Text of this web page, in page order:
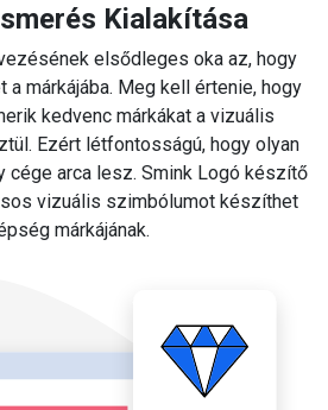
Kialakítása
elsődleges oka az, hogy
a márkájába. Meg kell értenie, hogy
kedvenc márkákat a vizuális
Ezért létfontosságú, hogy olyan
cége arca lesz. Smink Logó készítő
vizuális szimbólumot készíthet
márkájának.